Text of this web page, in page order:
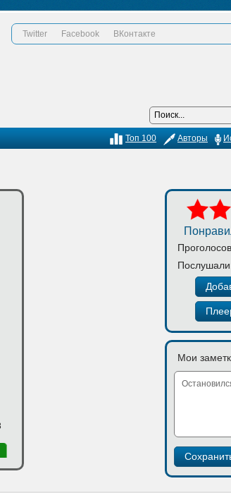
Twitter Facebook ВКонтакте
Авторы
Топ 100
Мои